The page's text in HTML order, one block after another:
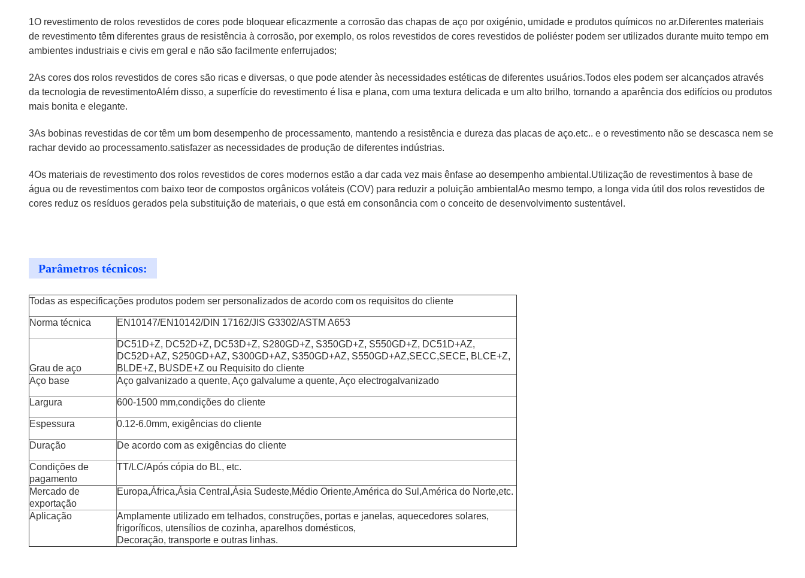
1O revestimento de rolos revestidos de cores pode bloquear eficazmente a corrosão das chapas de aço por oxigénio, umidade e produtos químicos no ar.Diferentes materiais
de revestimento têm diferentes graus de resistência à corrosão, por exemplo, os rolos revestidos de cores revestidos de poliéster podem ser utilizados durante muito tempo em
ambientes industriais e civis em geral e não são facilmente enferrujados;
2As cores dos rolos revestidos de cores são ricas e diversas, o que pode atender às necessidades estéticas de diferentes usuários.Todos eles podem ser alcançados através
da tecnologia de revestimentoAlém disso, a superfície do revestimento é lisa e plana, com uma textura delicada e um alto brilho, tornando a aparência dos edifícios ou produtos
mais bonita e elegante.
3As bobinas revestidas de cor têm um bom desempenho de processamento, mantendo a resistência e dureza das placas de aço.etc.. e o revestimento não se descasca nem se
rachar devido ao processamento.satisfazer as necessidades de produção de diferentes indústrias.
4Os materiais de revestimento dos rolos revestidos de cores modernos estão a dar cada vez mais ênfase ao desempenho ambiental.Utilização de revestimentos à base de
água ou de revestimentos com baixo teor de compostos orgânicos voláteis (COV) para reduzir a poluição ambientalAo mesmo tempo, a longa vida útil dos rolos revestidos de
cores reduz os resíduos gerados pela substituição de materiais, o que está em consonância com o conceito de desenvolvimento sustentável.
Parâmetros técnicos:
Todas as especificações produtos podem ser personalizados de acordo com os requisitos do cliente
Norma técnica EN10147/EN10142/DIN 17162/JIS G3302/ASTM A653
Grau de aço
DC51D+Z, DC52D+Z, DC53D+Z, S280GD+Z, S350GD+Z, S550GD+Z, DC51D+AZ,
DC52D+AZ, S250GD+AZ, S300GD+AZ, S350GD+AZ, S550GD+AZ,SECC,SECE, BLCE+Z,
BLDE+Z, BUSDE+Z ou Requisito do cliente
Aço base
Aço galvanizado a quente, Aço galvalume a quente, Aço electrogalvanizado
Largura 600-1500 mm,condições do cliente
Espessura 0.12-6.0mm, exigências do cliente
Duração De acordo com as exigências do cliente
Condições de
pagamento
TT/LC/Após cópia do BL, etc.
Mercado de
exportação
Europa,África,Ásia Central,Ásia Sudeste,Médio Oriente,América do Sul,América do Norte,etc.
Aplicação
Amplamente utilizado em telhados, construções, portas e janelas, aquecedores solares,
frigoríficos, utensílios de cozinha, aparelhos domésticos,
Decoração, transporte e outras linhas.